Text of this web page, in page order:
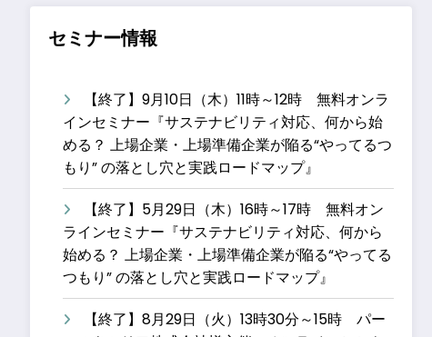
セミナー情報
【終了】9月10日（木）11時～12時 無料オンラ
インセミナー『サステナビリティ対応、何から始
める？ 上場企業・上場準備企業が陥る“やってるつ
もり” の落とし穴と実践ロードマップ』
【終了】5月29日（木）16時～17時 無料オン
ラインセミナー『サステナビリティ対応、何から
始める？ 上場企業・上場準備企業が陥る“やってる
つもり” の落とし穴と実践ロードマップ』
【終了】8月29日（火）13時30分～15時 パー